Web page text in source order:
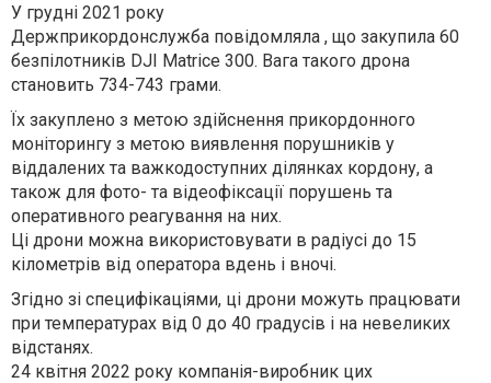
У грудні 2021 року
Держприкордонслужба повідомляла , що закупила 60
безпілотників DJI Matrice 300. Вага такого дрона
становить 734-743 грами.
Їх закуплено з метою здійснення прикордонного
моніторингу з метою виявлення порушників у
віддалених та важкодоступних ділянках кордону, а
також для фото- та відеофіксації порушень та
оперативного реагування на них.
Ці дрони можна використовувати в радіусі до 15
кілометрів від оператора вдень і вночі.
Згідно зі специфікаціями, ці дрони можуть працювати
при температурах від 0 до 40 градусів і на невеликих
відстанях.
24 квітня 2022 року компанія-виробник цих